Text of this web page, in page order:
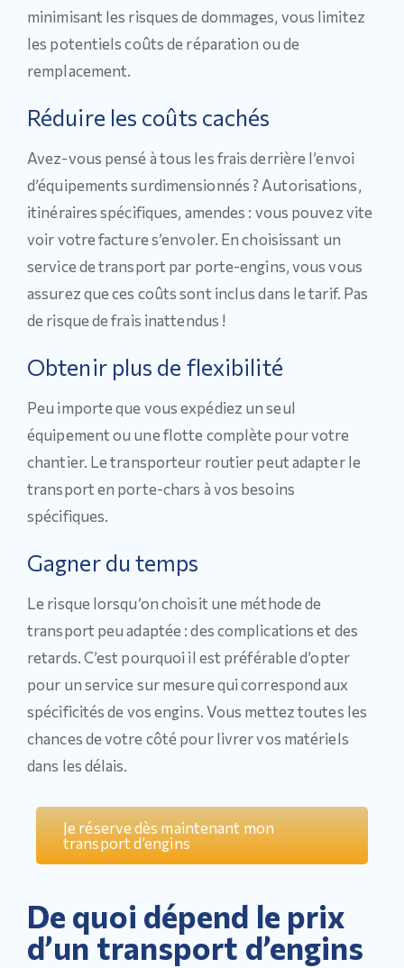
minimisant les risques de dommages, vous limitez
les potentiels coûts de réparation ou de
remplacement.
Réduire les coûts cachés
Avez-vous pensé à tous les frais derrière l’envoi
d’équipements surdimensionnés ? Autorisations,
itinéraires spécifiques, amendes : vous pouvez vite
voir votre facture s’envoler. En choisissant un
service de transport par porte-engins, vous vous
assurez que ces coûts sont inclus dans le tarif. Pas
de risque de frais inattendus !
Obtenir plus de flexibilité
Peu importe que vous expédiez un seul
équipement ou une flotte complète pour votre
chantier. Le transporteur routier peut adapter le
transport en porte-chars à vos besoins
spécifiques.
Gagner du temps
Le risque lorsqu’on choisit une méthode de
transport peu adaptée : des complications et des
retards. C’est pourquoi il est préférable d’opter
pour un service sur mesure qui correspond aux
spécificités de vos engins. Vous mettez toutes les
chances de votre côté pour livrer vos matériels
dans les délais.
Je réserve dès maintenant mon
transport d’engins
De quoi dépend le prix
d’un transport d’engins